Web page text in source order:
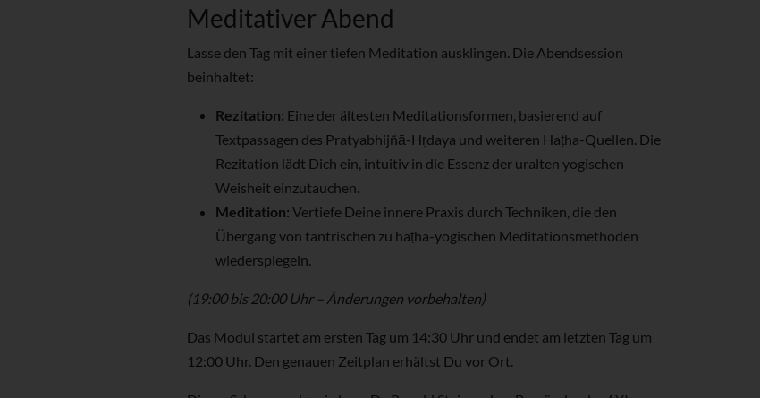
Meditativer Abend
Lasse den Tag mit einer tiefen Meditation ausklingen. Die Abendsession
beinhaltet:
Rezitation: Eine der ältesten Meditationsformen, basierend auf
Textpassagen des Pratyabhijñā-Hṛdaya und weiteren Haṭha-Quellen. Die
Rezitation lädt Dich ein, intuitiv in die Essenz der uralten yogischen
Weisheit einzutauchen.
Meditation: Vertiefe Deine innere Praxis durch Techniken, die den
Übergang von tantrischen zu haṭha-yogischen Meditationsmethoden
wiederspiegeln.
(19:00 bis 20:00 Uhr – Änderungen vorbehalten)
Das Modul startet am ersten Tag um 14:30 Uhr und endet am letzten Tag um
12:00 Uhr. Den genauen Zeitplan erhältst Du vor Ort.